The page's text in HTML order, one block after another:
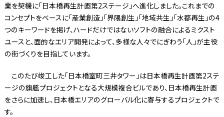
業を契機に「日本橋再生計画第2ステージ」へ進化しました。これまでの
コンセプトをベースに「産業創造」「界隈創生」「地域共生」「水都再生」の4
つのキーワードを掲げ、ハードだけではないソフトの融合によるミクスト
ユースと、面的なエリア開発によって、多様な人々でにぎわう「人」が主役
の街づくりを目指しています。
このたび竣工した「日本橋室町三井タワー」は日本橋再生計画第2ステ
ージの旗艦プロジェクトとなる大規模複合ビルであり、日本橋再生計画
をさらに加速し、日本橋エリアのグローバル化に寄与するプロジェクトで
す。